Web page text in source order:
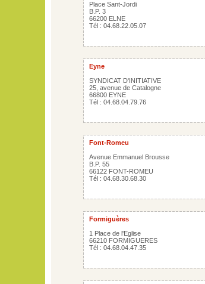
Place Sant-Jordi
B.P. 3
66200 ELNE
Tél : 04.68.22.05.07
Eyne
SYNDICAT D'INITIATIVE
25, avenue de Catalogne
66800 EYNE
Tél : 04.68.04.79.76
Font-Romeu
Avenue Emmanuel Brousse
B.P. 55
66122 FONT-ROMEU
Tél : 04.68.30.68.30
Formiguères
1 Place de l'Eglise
66210 FORMIGUERES
Tél : 04.68.04.47.35